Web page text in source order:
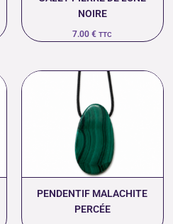
NOIRE
7.00€ TTC
PENDENTIF MALACHITE
PERCÉE